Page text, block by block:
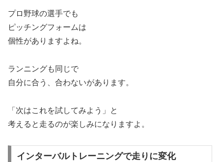
プロ野球の選手でも
ピッチングフォームは
個性がありますよね。
ランニングも同じで
自分に合う、合わないがあります。
「次はこれを試してみよう」と
考えると走るのが楽しみになりますよ。
インターバルトレーニングで走りに変化